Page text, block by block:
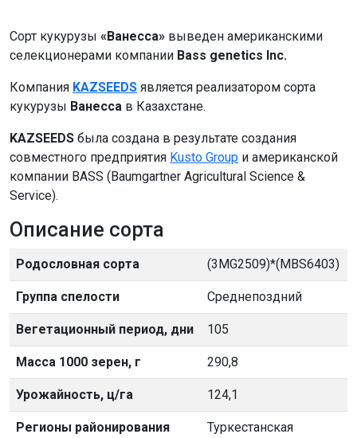
Сорт кукурузы «Ванесса» выведен американскими
селекционерами компании Bass genetics Inc.
Компания KAZSEEDS является реализатором сорта
кукурузы Ванесса в Казахстане.
KAZSEEDS была создана в результате создания
совместного предприятия Kusto Group и американской
компании BASS (Baumgartner Agricultural Science &
Service).
Описание сорта
Родословная сорта (3MG2509)*(MBS6403)
Группа спелости Среднепоздний
Вегетационный период, дни 105
Масса 1000 зерен, г 290,8
Урожайность, ц/га 124,1
Регионы районирования Туркестанская